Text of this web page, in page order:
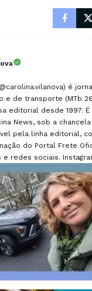
é
e de transporte (MTb
editorial desde 1997.
News, sob a
pela linha editorial,
do Portal Frete
redes sociais.